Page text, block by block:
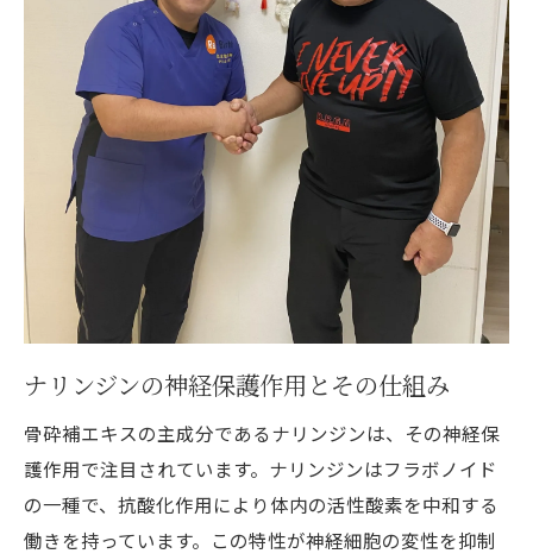
治療院専用サプリで認知症予防！骨砕補エキス
のススメ
治療院専用サプリとしての骨砕補エキスの
特徴
治療院での骨砕補エキスの取り扱い事例
サプリ選びにおける注意点とおすすめ製品
認知症予防における治療院での骨砕補エキ
ス活用法
患者の声が語る治療院サプリの効果
専門家が語る骨砕補エキスサプリの魅力
認知症予防に効果的な骨砕補エキスの使い方ガ
イド
初心者のための骨砕補エキス使用方法
効果を引き出すための摂取スケジュール
ナリンジンの神経保護作用とその仕組み
骨砕補エキスの主成分であるナリンジンは、その神経保
護作用で注目されています。ナリンジンはフラボノイド
の一種で、抗酸化作用により体内の活性酸素を中和する
働きを持っています。この特性が神経細胞の変性を抑制